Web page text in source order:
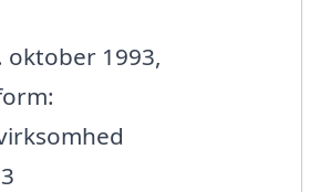
oktober 1993,